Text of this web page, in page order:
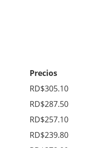
Precios
RD$305.10
RD$287.50
RD$257.10
RD$239.80